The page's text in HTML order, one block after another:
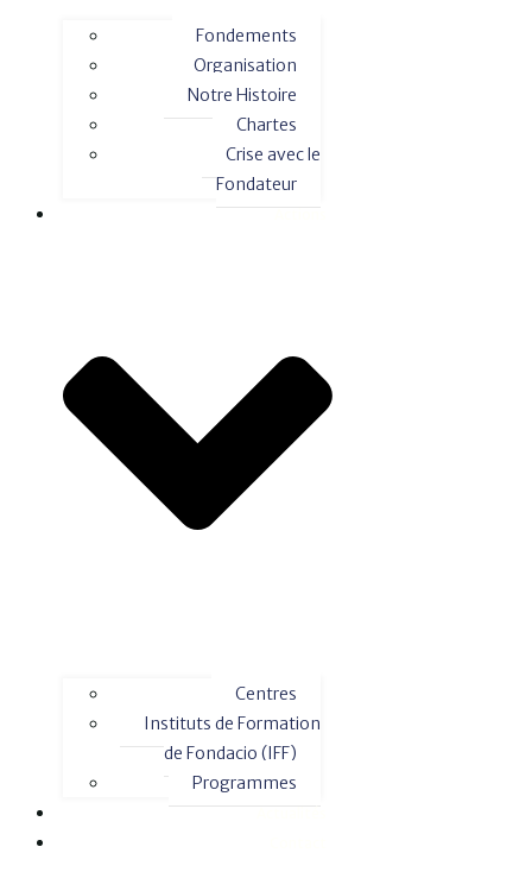
Fondements
Organisation
Notre Histoire
Chartes
Crise avec le
Fondateur
Actions
Centres
Instituts de Formation
de Fondacio (IFF)
Programmes